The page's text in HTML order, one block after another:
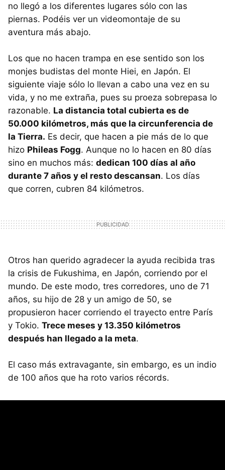
no llegó a los diferentes lugares sólo con las
piernas. Podéis ver un videomontaje de su
aventura más abajo.
Los que no hacen trampa en ese sentido son los
monjes budistas del monte Hiei, en Japón. El
siguiente viaje sólo lo llevan a cabo una vez en su
vida, y no me extraña, pues su proeza sobrepasa lo
razonable. La distancia total cubierta es de
50.000 kilómetros, más que la circunferencia de
la Tierra. Es decir, que hacen a pie más de lo que
hizo Phileas Fogg. Aunque no lo hacen en 80 días
sino en muchos más: dedican 100 días al año
durante 7 años y el resto descansan. Los días
que corren, cubren 84 kilómetros.
Otros han querido agradecer la ayuda recibida tras
la crisis de Fukushima, en Japón, corriendo por el
mundo. De este modo, tres corredores, uno de 71
años, su hijo de 28 y un amigo de 50, se
propusieron hacer corriendo el trayecto entre París
y Tokio. Trece meses y 13.350 kilómetros
después han llegado a la meta.
El caso más extravagante, sin embargo, es un indio
de 100 años que ha roto varios récords.